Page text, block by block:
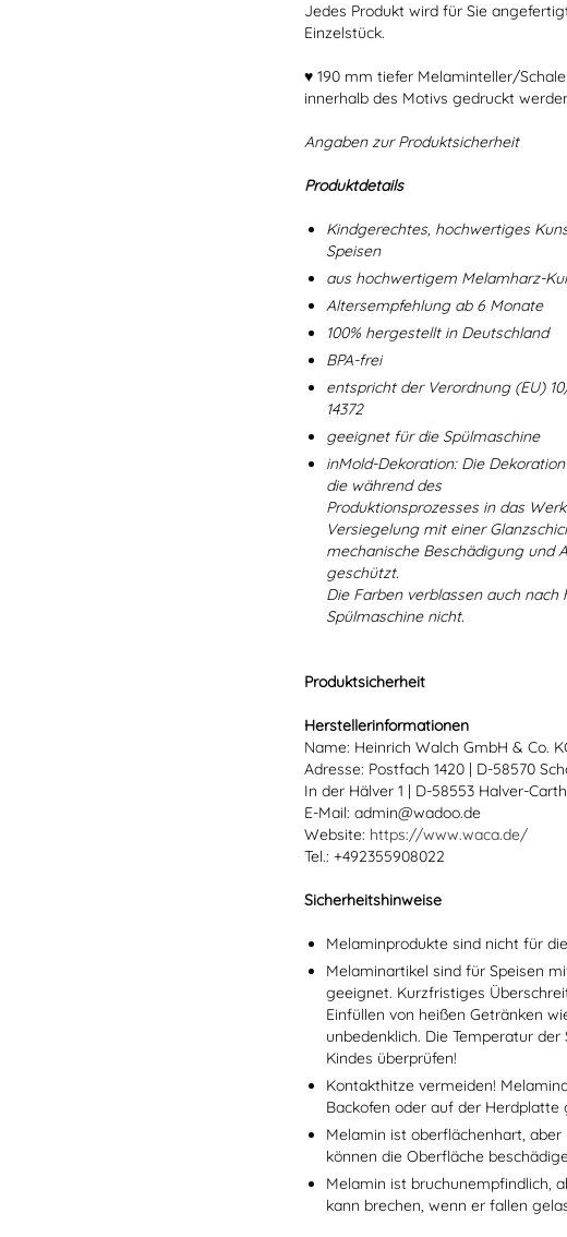
Jedes Produkt wird für Sie
Einzelstück.
♥ 190 mm tiefer Melaminteller/
innerhalb des Motivs gedruckt
Angaben zur Produktsicherheit
Produktdetails
Kindgerechtes, hochwertiges
Speisen
aus hochwertigem Melamharz-
Altersempfehlung ab 6 Monate
100% hergestellt in Deutschland
BPA-frei
entspricht der Verordnung (EU)
14372
geeignet für die Spülmaschine
inMold-Dekoration: Die
die während des
Produktionsprozesses in das
Versiegelung mit einer
mechanische Beschädigung und
geschützt.
Die Farben verblassen auch
Spülmaschine nicht.
Produktsicherheit
Herstellerinformationen
Name: Heinrich Walch GmbH & Co.
Adresse: Postfach 1420 | D-58570
In der Hälver 1 | D-58553 Halver-
E-Mail: admin@wadoo.de
Website: https://www.waca.de/
Tel.: +492355908022
Sicherheitshinweise
Melaminprodukte sind nicht für
Melaminartikel sind für Speisen
geeignet. Kurzfristiges
Einfüllen von heißen Getränken
unbedenklich. Die Temperatur
Kindes überprüfen!
Kontakthitze vermeiden!
Backofen oder auf der Herdplatte
Melamin ist oberflächenhart,
können die Oberfläche
Melamin ist bruchunempfindlich,
kann brechen, wenn er fallen